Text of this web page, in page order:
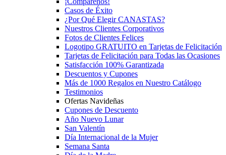
Casos de Éxito
¿Por Qué Elegir CANASTAS?
Nuestros Clientes Corporativos
Fotos de Clientes Felices
Logotipo GRATUITO en Tarjetas de Felicitación
Tarjetas de Felicitación para Todas las Ocasiones
Satisfacción 100% Garantizada
Descuentos y Cupones
Más de 1000 Regalos en Nuestro Catálogo
Testimonios
Ofertas Navideñas
Cupones de Descuento
Año Nuevo Lunar
San Valentín
Día Internacional de la Mujer
Semana Santa